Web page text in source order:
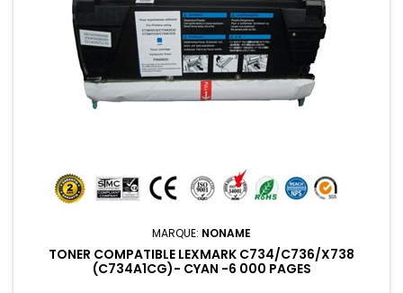
MARQUE: NONAME
TONER COMPATIBLE LEXMARK C734/C736/X738
(C734A1CG)- CYAN -6 000 PAGES